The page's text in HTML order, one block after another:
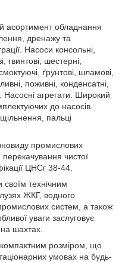
асортимент обладнання
дренажу та
Насоси консольні,
гвинтові, шестерні,
ґрунтові, шламові,
поживні, конденсатні,
Насосні агрегати. Широкий
до насосів.
пальці
промислових
чистої
ЦНСг 38-44.
технічним
ЖКГ, водного
систем, а також
уваги заслуговує
шахтах.
розміром, що
умовах на будь-